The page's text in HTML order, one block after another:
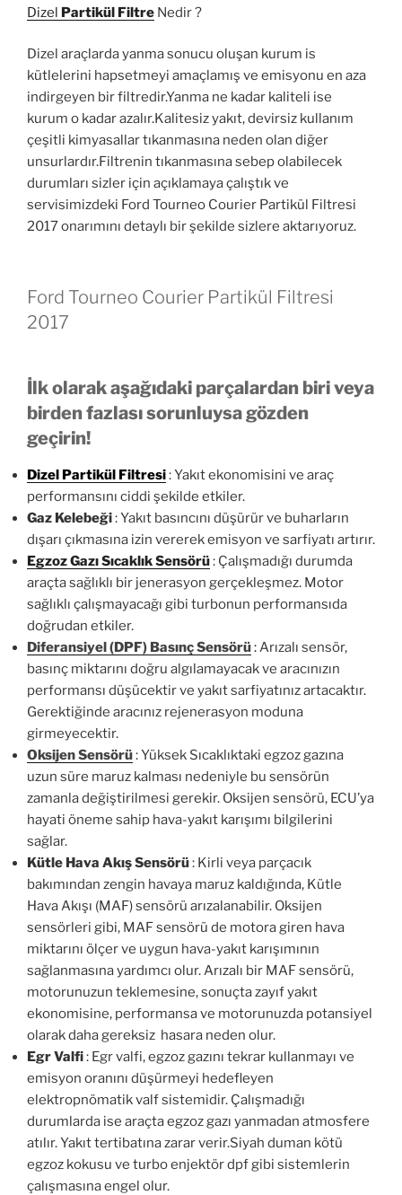
Dizel Partikül Filtre Nedir ?
Dizel araçlarda yanma sonucu oluşan kurum is
kütlelerini hapsetmeyi amaçlamış ve emisyonu en aza
indirgeyen bir filtredir.Yanma ne kadar kaliteli ise
kurum o kadar azalır.Kalitesiz yakıt, devirsiz kullanım
çeşitli kimyasallar tıkanmasına neden olan diğer
unsurlardır.Filtrenin tıkanmasına sebep olabilecek
durumları sizler için açıklamaya çalıştık ve
servisimizdeki Ford Tourneo Courier Partikül Filtresi
2017 onarımını detaylı bir şekilde sizlere aktarıyoruz.
Ford Tourneo Courier Partikül Filtresi
2017
İlk olarak aşağıdaki parçalardan biri veya
birden fazlası sorunluysa gözden
geçirin!
Dizel Partikül Filtresi: Yakıt ekonomisini ve araç
performansını ciddi şekilde etkiler.
Gaz Kelebeği: Yakıt basıncını düşürür ve buharların
dışarı çıkmasına izin vererek emisyon ve sarfiyatı artırır.
Egzoz Gazı Sıcaklık Sensörü: Çalışmadığı durumda
araçta sağlıklı bir jenerasyon gerçekleşmez. Motor
sağlıklı çalışmayacağı gibi turbonun performansıda
doğrudan etkiler.
Diferansiyel (DPF) Basınç Sensörü:Arızalı sensör,
basınç miktarını doğru algılamayacak ve aracınızın
performansı düşücektir ve yakıt sarfiyatınız artacaktır.
Gerektiğinde aracınız rejenerasyon moduna
girmeyecektir.
Oksijen Sensörü: Yüksek Sıcaklıktaki egzoz gazına
uzun süre maruz kalması nedeniyle bu sensörün
zamanla değiştirilmesi gerekir. Oksijen sensörü, ECU’ya
hayati öneme sahip hava-yakıt karışımı bilgilerini
sağlar.
Kütle Hava Akış Sensörü: Kirli veya parçacık
bakımından zengin havaya maruz kaldığında, Kütle
Hava Akışı (MAF) sensörü arızalanabilir. Oksijen
sensörleri gibi, MAF sensörü de motora giren hava
miktarını ölçer ve uygun hava-yakıt karışımının
sağlanmasına yardımcı olur. Arızalı bir MAF sensörü,
motorunuzun teklemesine, sonuçta zayıf yakıt
ekonomisine, performansa ve motorunuzda potansiyel
olarak daha gereksiz hasara neden olur.
Egr Valfi: Egr valfi, egzoz gazını tekrar kullanmayı ve
emisyon oranını düşürmeyi hedefleyen
elektropnömatik valf sistemidir. Çalışmadığı
durumlarda ise araçta egzoz gazı yanmadan atmosfere
atılır. Yakıt tertibatına zarar verir.Siyah duman kötü
egzoz kokusu ve turbo enjektör dpf gibi sistemlerin
çalışmasına engel olur.